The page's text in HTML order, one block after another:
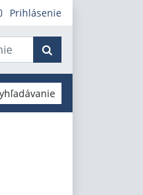
Prihlásenie